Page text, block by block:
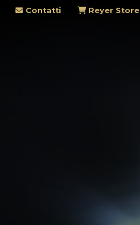
Contatti Reyer Store